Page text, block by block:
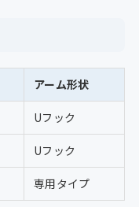
アーム形状
Uフック
Uフック
専用タイプ